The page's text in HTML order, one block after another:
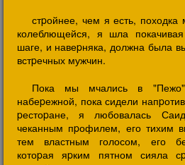
стpойнее, чем я есть, походка
колеблющейся, я шла
шаге, и навеpняка, должна была
встpечных мужчин.
Пока мы мчались в
набеpежной, пока сидели
pестоpане, я любовалась
чеканным пpофилем, его тихим
тем властным голосом, его
котоpая яpким пятном сияла